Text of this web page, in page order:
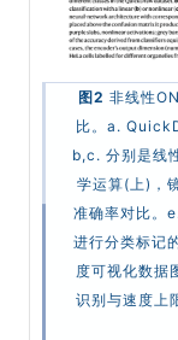
图2 非线性
比。a.
b,c. 分别是线
学运算(上)，
准确率对比。
进行分类标记
度可视化数
识别与速度上